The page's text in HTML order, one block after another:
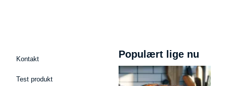
Kontakt
Test produkt
Populært lige nu